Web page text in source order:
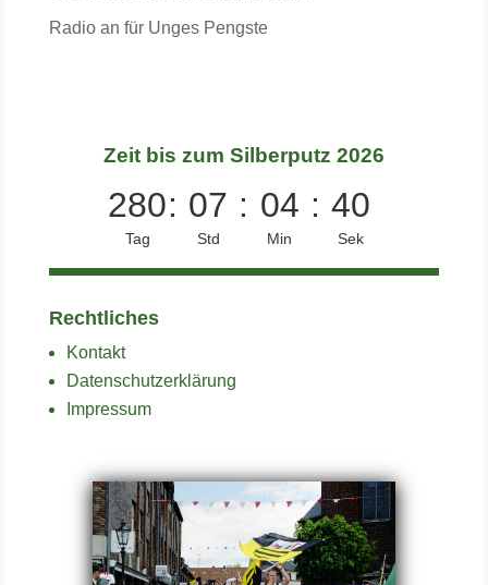
Radio an für Unges Pengste
Zeit bis zum Silberputz 2026
280
Tag
: 07
Std
: 04
Min
: 39
Sek
Rechtliches
Kontakt
Datenschutzerklärung
Impressum